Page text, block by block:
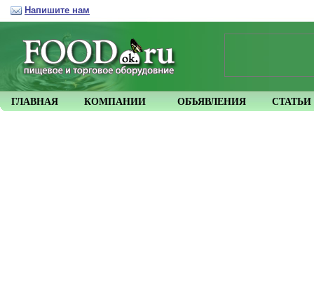
ГЛАВНАЯ КОМПАНИИ ОБЪЯВЛЕНИЯ СТАТЬИ
Напишите нам